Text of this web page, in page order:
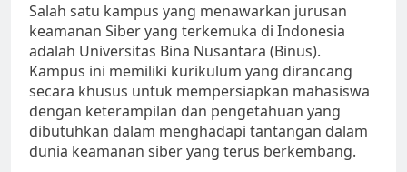
Salah satu kampus yang menawarkan jurusan
keamanan Siber yang terkemuka di Indonesia
adalah Universitas Bina Nusantara (Binus).
Kampus ini memiliki kurikulum yang dirancang
secara khusus untuk mempersiapkan mahasiswa
dengan keterampilan dan pengetahuan yang
dibutuhkan dalam menghadapi tantangan dalam
dunia keamanan siber yang terus berkembang.